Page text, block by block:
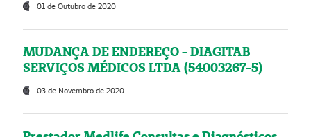
01 de Outubro de 2020
MUDANÇA DE ENDEREÇO - DIAGITAB
SERVIÇOS MÉDICOS LTDA (54003267-5)
03 de Novembro de 2020